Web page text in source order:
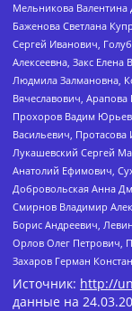
Мельникова Валентина
Баженова Светлана
Сергей Иванович,
Алексеевна, Закс
Людмила Залмановна,
Вячеславович,
Прохоров Вадим
Васильевич,
Лукашевский Сергей
Анатолий Ефимович,
Добровольская Анна
Смирнов Владимир
Борис Андреевич,
Орлов Олег Петрович,
Захаров Герман
Источник: http://
данные на